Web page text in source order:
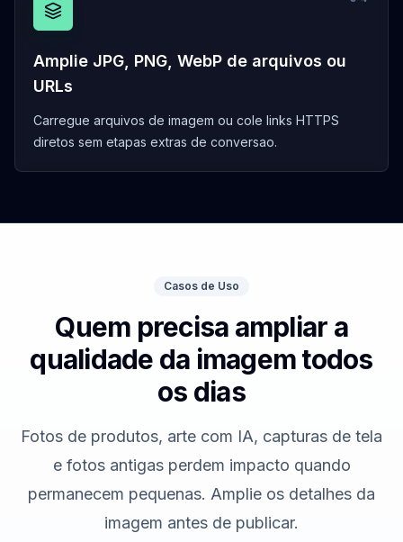
Amplie JPG, PNG, WebP de arquivos ou
URLs
Carregue arquivos de imagem ou cole links HTTPS
diretos sem etapas extras de conversao.
Casos de Uso
Quem precisa ampliar a
qualidade da imagem todos
os dias
Fotos de produtos, arte com IA, capturas de tela
e fotos antigas perdem impacto quando
permanecem pequenas. Amplie os detalhes da
imagem antes de publicar.